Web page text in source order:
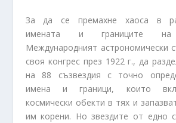
За да се премахне хаоса в
имената и границите на
Международният астрономически
своя конгрес през 1922 г., да
на 88 съзвездия с точно
имена и граници, които
космически обекти в тях и
им корени. Но звездите от едно